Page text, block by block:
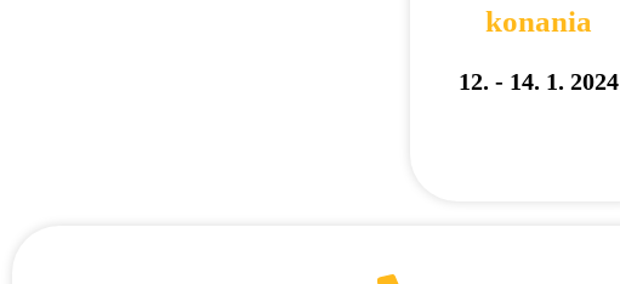
konania
12. - 14. 1. 2024